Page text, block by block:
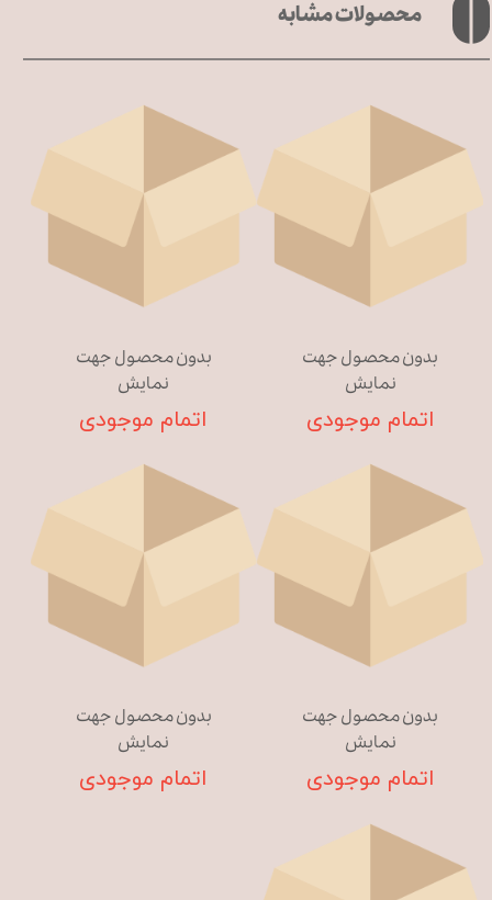
محصولات مشابه
بدون محصول جهت
نمایش
اتمام موجودی
بدون محصول جهت
نمایش
اتمام موجودی
بدون محصول جهت
نمایش
اتمام موجودی
بدون محصول جهت
نمایش
اتمام موجودی